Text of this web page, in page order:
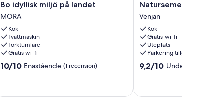
Bo
idyllisk
miljö
på
landet
MORA
Bo idyllisk miljö på landet
MORA
Kök
Tvättmaskin
Torktumlare
Gratis wi-fi
10.0
10/10 Enastående (1 recension)
Natursemester
vid
sjön
Venjan
Venjan
Natursemester vid
Venjan
Kök
Gratis wi-fi
Uteplats
Parkering tillgänglig
9.2
9,2/10 Underbart